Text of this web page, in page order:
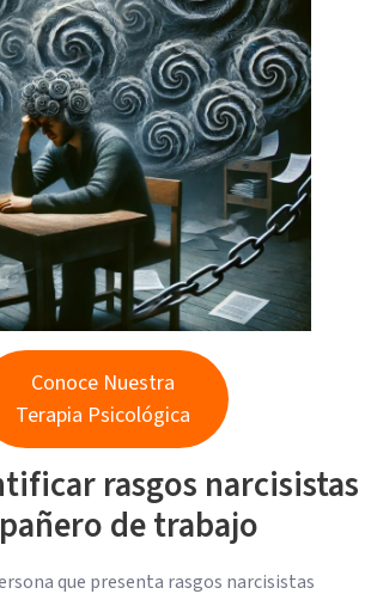
Conoce Nuestra
Terapia Psicológica
rasgos narcisistas
de trabajo
que presenta rasgos narcisistas